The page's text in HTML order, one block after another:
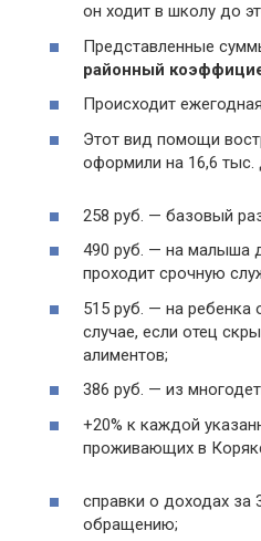
он ходит в школу до
Представленные
районный
Происходит
Этот вид помощи
оформили на 16,6 тыс.
258 руб. — базовый
490 руб. — на малыша
проходит срочную
515 руб. — на ребенка
случае, если отец
алиментов;
386 руб. — из
+20% к каждой
проживающих в
справки о доходах
обращению;